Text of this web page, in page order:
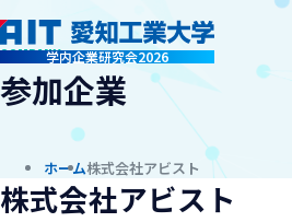
学内企業研究会2026
company
参加企業
ホーム株式会社アビスト
株式会社アビスト